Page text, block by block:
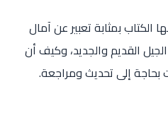
الكتاب بمثابة تعبير عن آمال
الجيل القديم والجديد، وكيف أن
بحاجة إلى تحديث ومراجعة.